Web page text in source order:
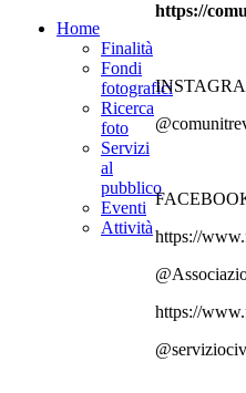
Home
Finalità
Fondi
fotografici
Ricerca
foto
Servizi
al
pubblico
Eventi
Attività
https://
https://
https://